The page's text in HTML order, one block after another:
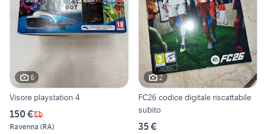
6
Visore playstation 4
150 €
Ravenna (RA)
2
FC26 codice digitale riscattabile
subito
35 €